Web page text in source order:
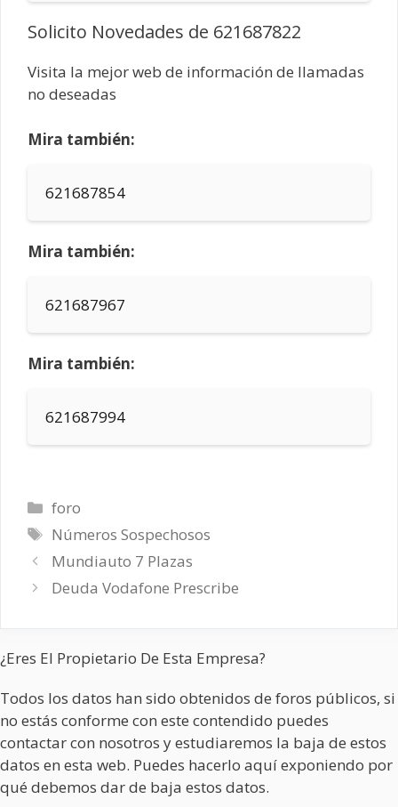
Solicito Novedades de 621687822
Visita la mejor web de información de llamadas
no deseadas
Mira también:
621687854
Mira también:
621687967
Mira también:
621687994
Categorías
foro
Etiquetas
Números Sospechosos
Mundiauto 7 Plazas
Deuda Vodafone Prescribe
¿Eres El Propietario De Esta Empresa?
Todos los datos han sido obtenidos de foros públicos, si
no estás conforme con este contendido puedes
contactar con nosotros y estudiaremos la baja de estos
datos en esta web. Puedes hacerlo aquí exponiendo por
qué debemos dar de baja estos datos.